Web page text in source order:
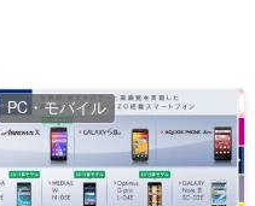
PC・モバイル